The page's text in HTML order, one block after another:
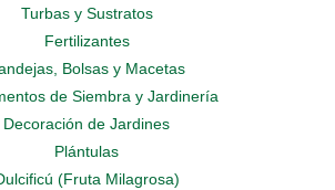
Turbas y Sustratos
Fertilizantes
Bolsas y Macetas
de Siembra y Jardinería
Decoración de Jardines
Plántulas
(Fruta Milagrosa)